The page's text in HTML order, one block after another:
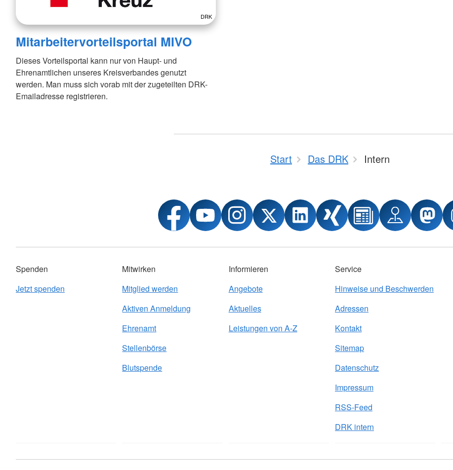
DRK
Mitarbeitervorteilsportal MIVO
Dieses Vorteilsportal kann nur von Haupt- und
Ehrenamtlichen unseres Kreisverbandes genutzt
werden. Man muss sich vorab mit der zugeteilten DRK-
Emailadresse registrieren.
Start Das DRK Intern
Spenden
Jetzt spenden
Mitwirken
Mitglied werden
Aktiven Anmeldung
Ehrenamt
Stellenbörse
Blutspende
Informieren
Angebote
Aktuelles
Leistungen von A-Z
Service
Hinweise und Beschwerden
Adressen
Kontakt
Sitemap
Datenschutz
Impressum
RSS-Feed
DRK intern